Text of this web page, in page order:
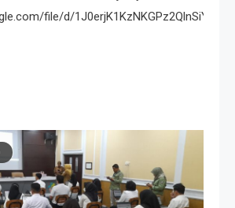
file/d/